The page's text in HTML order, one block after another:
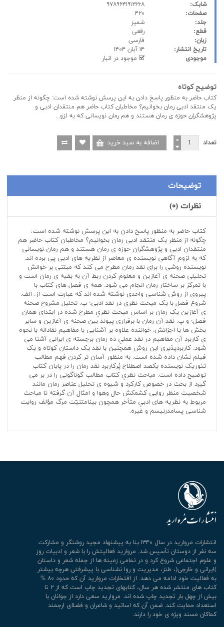
شابک:
صفحات:
جلد:
شمیز
قطع:
رقعی
زبان:
فارسی
تاریخ انتشار:
موجودی
موجود در انبار
توضیح کوتاه
کتاب حاضر به منظور پاسخ دادن به این پرسش نوشته شده است: چگونه از منظر
یک منتقد ادبی رمان بخوانیم؟ مخاطبان کتاب حاضر هم منتقدان ادبی و
پژوهشگران حوزه ی رمان هستند و هم رمان نویسانی که به لزو...
تعداد
توضیحات
نظرات (۰)
کتاب حاضر به منظور پاسخ دادن به این پرسش نوشته شده است:
چگونه از منظر یک منتقد ادبی رمان بخوانیم؟ مخاطبان کتاب حاضر هم
منتقدان ادبی و پژوهشگران حوزه ی رمان هستند و هم رمان نویسانی
که به لزوم آگاهی نویسنده ی معاصر از نظریه های ادبی پی برده اند.
نویسنده روشی را برای نقد رمان مطرح می کند که مبتنی بر خوانش
تحلیلی صحنه ی آغازین و معلوم کردن ربط آن به بقیه ی رمان است و
با تمرکز بر ساختار رمان انجام می شود. همه ی فصل های کتاب با
پیروی از روش شناسی واحدی نوشته شده اند که عبارت است از: الف.
شروع فصل با یک مبحث نظری در نقد ادبی؛ ب. تحلیل مشروح صحنه
ی آغازین یک رمان بر اساس مبحث نظریِ مطرح شده در ابتدای همان
فصل؛ و پ. نقد آن رمان با برقراری پیوند بین صحنه ی آغازین و سایر
بخش ها یا اجزائش. خواننده علاوه بر آشنایی با مفاهیم نقادانه با نحوه
ی کاربرد آن مفاهیم در نقد عملیِ ده رمان برجسته ی ایرانی آشنا می
شود. کاربردپذیری این روش همچنین با نقد یک داستان کوتاه و یک
فیلم نشان داده شده است. به منظور آسان تر کردن فهم مطالب
تئوریک نویسنده یکصد اصطلاح پُرکاربرد نقد رمان را در پایان کتاب
توضیح داده است. مباحث نظریِ کتاب مطالب گوناگونی را در بر می
گیرد از بحث در خصوص کارکرد و شیوه ی تحلیل عناصر رمان مانند
شخصیت منظر روایی کشمکش حال وهوا و امثال آن گرفته تا مباحث
مربوط به نظریه های ادبیِ متأخر همچون بینامتنیّت مرگ مؤلف روایت
شناسی پسامدرنیسم و غیره.
انتشارات مروارید در سال ۱۳۴۰ بنا به پیشنهاد مجید روشنگر و مشارکت
سه نفر از دوستان تأسیس شد. مروارید فعالیتش را با شعر و ادبیات روز
و علوم اجتماعی شروع کرد و در تمامی زمینه ها از جمله شعر و داستان
)ایرانی و خارجی(، طنز، مدیریت و روا نشناسی با پیشرفتی هرچه بیشتر
به فعالیت خود ادامه می دهد. از افتخارات مروارید آن که حدود ۸۰ %
کتاب های منتشر شده هر سال، کتابهای تجدید چاپ است که از ۲ تا
بیش از چهل بار تجدید چاپ شده اند. مروارید سعی دارد از جوانان با
استعداد حمایت کند. ضمن آن که اساتید و شاعران و فضلای ارجمند
کماکان مسند ویژه ی خود را دارند.